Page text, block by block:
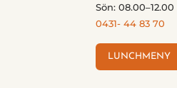
Sön: 08.00–12.00
0431- 44 83 70
LUNCHMENY